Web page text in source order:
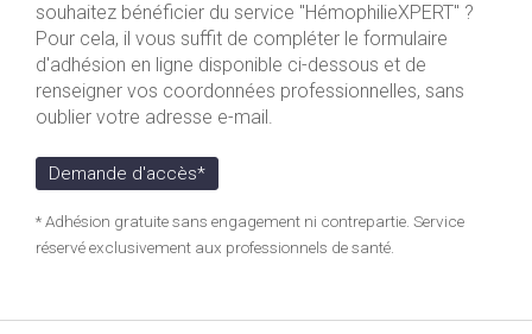
souhaitez bénéficier du service "HémophilieXPERT" ?
Pour cela, il vous suffit de compléter le formulaire
d'adhésion en ligne disponible ci-dessous et de
renseigner vos coordonnées professionnelles, sans
oublier votre adresse e-mail.
Demande d'accès*
* Adhésion gratuite sans engagement ni contrepartie. Service
réservé exclusivement aux professionnels de santé.